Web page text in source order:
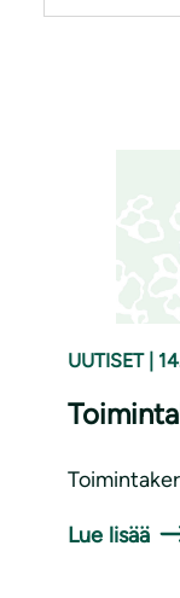
UUTISET
Lue lisää